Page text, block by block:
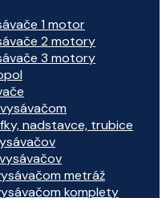
1 motor
2 motory
3 motory
nadstavce, trubice
metráž
komplety